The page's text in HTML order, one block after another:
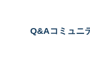
Q&Aコミュニ